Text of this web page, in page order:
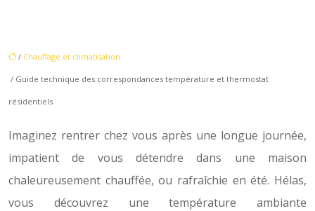
/ Chauffage et climatisation
/ Guide technique des correspondances température et thermostat
résidentiels
Imaginez rentrer chez vous après une longue journée,
impatient de vous détendre dans une maison
chaleureusement chauffée, ou rafraîchie en été. Hélas,
vous découvrez une température ambiante